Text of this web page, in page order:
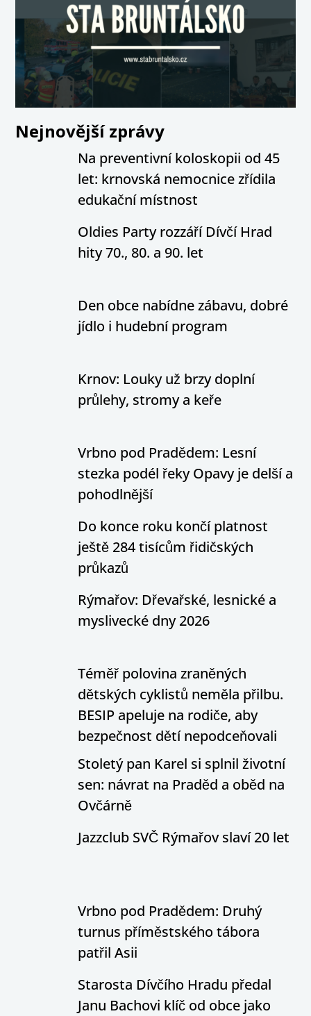
Nejnovější zprávy
Na preventivní koloskopii od 45
let: krnovská nemocnice zřídila
edukační místnost
Oldies Party rozzáří Dívčí Hrad
hity 70., 80. a 90. let
Den obce nabídne zábavu, dobré
jídlo i hudební program
Krnov: Louky už brzy doplní
průlehy, stromy a keře
Vrbno pod Pradědem: Lesní
stezka podél řeky Opavy je delší a
pohodlnější
Do konce roku končí platnost
ještě 284 tisícům řidičských
průkazů
Rýmařov: Dřevařské, lesnické a
myslivecké dny 2026
Téměř polovina zraněných
dětských cyklistů neměla přilbu.
BESIP apeluje na rodiče, aby
bezpečnost dětí nepodceňovali
Stoletý pan Karel si splnil životní
sen: návrat na Praděd a oběd na
Ovčárně
Jazzclub SVČ Rýmařov slaví 20 let
Vrbno pod Pradědem: Druhý
turnus příměstského tábora
patřil Asii
Starosta Dívčího Hradu předal
Janu Bachovi klíč od obce jako